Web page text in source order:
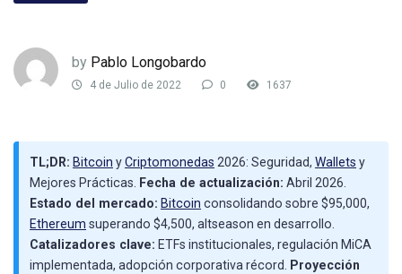
by Pablo Longobardo
4 de Julio de 2022 0 1637
TL;DR: Bitcoin yCriptomonedas 2026: Seguridad, Wallets y
Mejores Prácticas.
Fecha de actualización: Abril 2026.
Estado del mercado: Bitcoin consolidando sobre $95,000,
Ethereum superando $4,500, altseason en desarrollo.
Catalizadores clave: ETFs institucionales, regulación MiCA
implementada, adopción corporativa récord.
Proyección